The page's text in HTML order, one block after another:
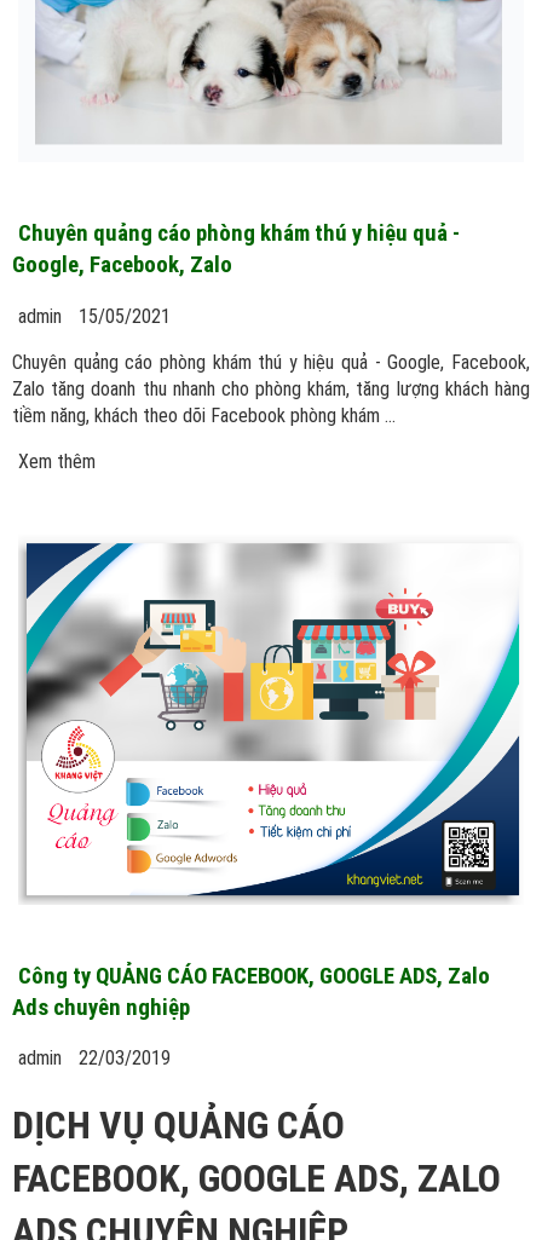
Chuyên quảng cáo phòng khám thú y hiệu quả -
Google, Facebook, Zalo
admin
15/05/2021
Chuyên quảng cáo phòng khám thú y hiệu quả - Google, Facebook,
Zalo tăng doanh thu nhanh cho phòng khám, tăng lượng khách hàng
tiềm năng, khách theo dõi Facebook phòng khám ...
Xem thêm
Công ty QUẢNG CÁO FACEBOOK, GOOGLE ADS, Zalo
Ads chuyên nghiệp
admin 22/03/2019
DỊCH VỤ QUẢNG CÁO
FACEBOOK, GOOGLE ADS, ZALO